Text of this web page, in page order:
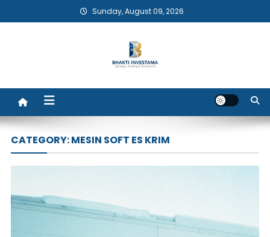
to
Sunday, August 09, 2026
Bhakti Investama
CATEGORY:MESIN SOFT ES KRIM